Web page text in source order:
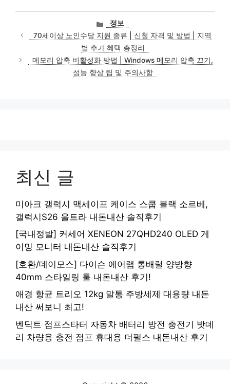
카
테
고
리
정보
70세이상 노인수당 지원 종류 | 신청 자격 및 방법 | 지역
별 추가 혜택 총정리
메모리 압축 비활성화 방법 | Windows 메모리 압축 끄기,
성능 향상 팁 및 주의사항
최신 글
미아크 갤럭시 맥세이프 케이스 스쿱 블랙 소르베,
갤럭시S26 울트라 내돈내산 솔직후기
[국내정발] 커세어 XENEON 27QHD240 OLED 게
이밍 모니터 내돈내산 솔직후기
[호환/데이모스] 다이슨 에어랩 롱배럴 양방향
40mm 스타일링 툴 내돈내산 후기!
애경 항균 트리오 12kg 말통 주방세제 대용량 내돈
내산 써보니 최고!
벤딕트 점프스타터 자동차 배터리 방전 충전기 밧데
리 차량용 충전 점프 휴대용 더펄스 내돈내산 후기